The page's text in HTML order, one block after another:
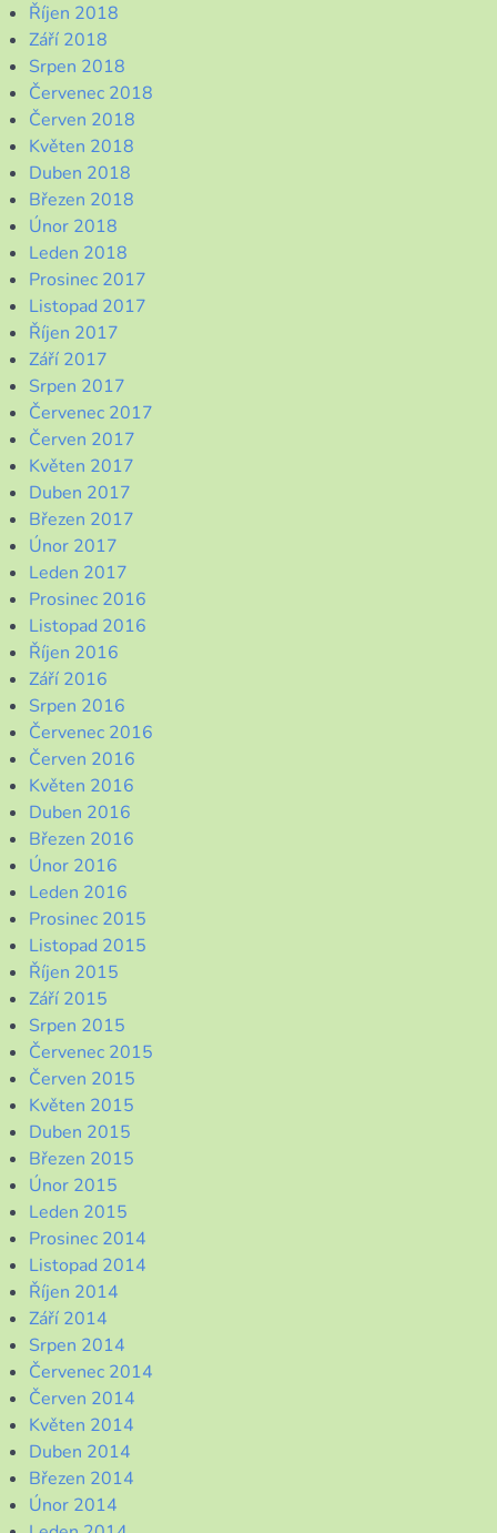
Říjen 2018
Září 2018
Srpen 2018
Červenec 2018
Červen 2018
Květen 2018
Duben 2018
Březen 2018
Únor 2018
Leden 2018
Prosinec 2017
Listopad 2017
Říjen 2017
Září 2017
Srpen 2017
Červenec 2017
Červen 2017
Květen 2017
Duben 2017
Březen 2017
Únor 2017
Leden 2017
Prosinec 2016
Listopad 2016
Říjen 2016
Září 2016
Srpen 2016
Červenec 2016
Červen 2016
Květen 2016
Duben 2016
Březen 2016
Únor 2016
Leden 2016
Prosinec 2015
Listopad 2015
Říjen 2015
Září 2015
Srpen 2015
Červenec 2015
Červen 2015
Květen 2015
Duben 2015
Březen 2015
Únor 2015
Leden 2015
Prosinec 2014
Listopad 2014
Říjen 2014
Září 2014
Srpen 2014
Červenec 2014
Červen 2014
Květen 2014
Duben 2014
Březen 2014
Únor 2014